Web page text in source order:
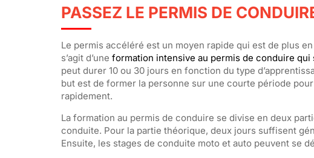
PASSEZ LE PERMIS DE
Le permis accéléré est un moyen rapide qui est de plus
s’agit d’une formation intensive au permis de conduire
peut durer 10 ou 30 jours en fonction du type
but est de former la personne sur une courte période
rapidement.
La formation au permis de conduire se divise en deux
conduite. Pour la partie théorique, deux jours suffisent
Ensuite, les stages de conduite moto et auto peuvent se